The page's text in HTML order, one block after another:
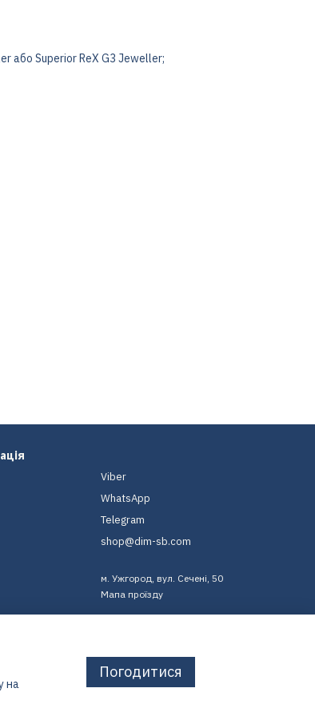
або Superior ReX G3 Jeweller;
Viber
WhatsApp
Telegram
shop@dim-sb.com
м. Ужгород, вул. Сечені, 50
Мапа проїзду
на
Погодитися